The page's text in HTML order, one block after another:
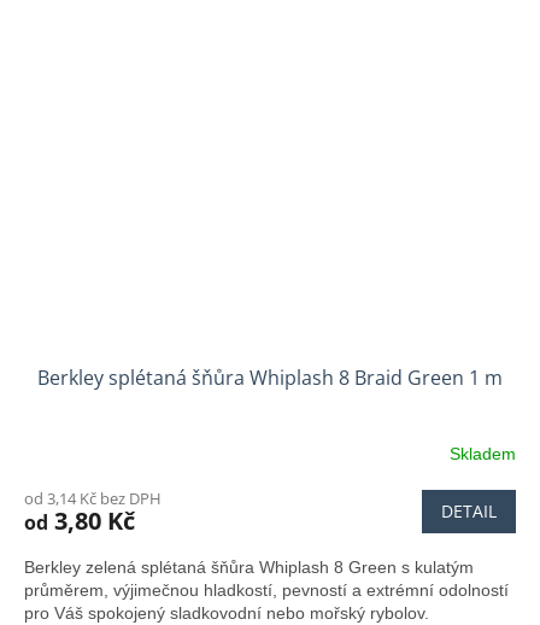
Berkley splétaná šňůra Whiplash 8 Braid Green 1 m
Skladem
od 3,14 Kč bez DPH
od 3,80 Kč DETAIL
Berkley zelená splétaná šňůra Whiplash 8 Green s kulatým
průměrem, výjimečnou hladkostí, pevností a extrémní odolností
pro Váš spokojený sladkovodní nebo mořský rybolov.